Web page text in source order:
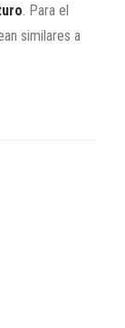
. Para el
similares a